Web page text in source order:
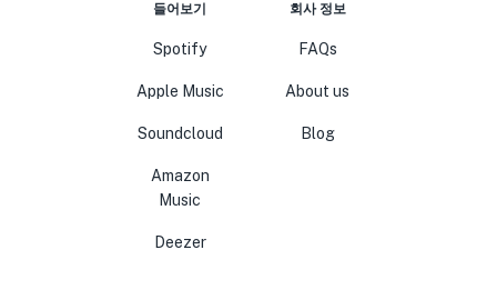
들어보기
Spotify
Apple Music
Soundcloud
Amazon
Music
Deezer
회사 정보
FAQs
About us
Blog